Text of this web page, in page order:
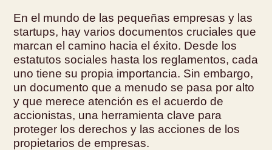
En el mundo de las pequeñas empresas y las
startups, hay varios documentos cruciales que
marcan el camino hacia el éxito. Desde los
estatutos sociales hasta los reglamentos, cada
uno tiene su propia importancia. Sin embargo,
un documento que a menudo se pasa por alto
y que merece atención es el acuerdo de
accionistas, una herramienta clave para
proteger los derechos y las acciones de los
propietarios de empresas.